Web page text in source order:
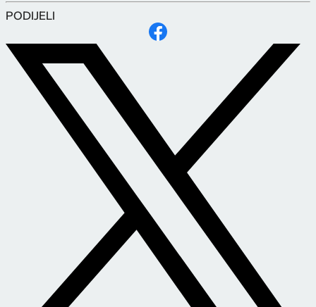
PODIJELI